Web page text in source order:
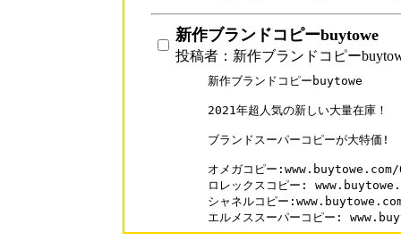
新作ブランドコピーbuytowe
投稿者：新作ブランドコピー
新作ブランドコピーbuytowe
2021年超人気の新しい大量在庫！
ブランドスーパーコピーが大特価!
オメガコピー:www.buytowe.com/
ロレックスコピー:
シャネルコピー
エルメススーパーコピー: